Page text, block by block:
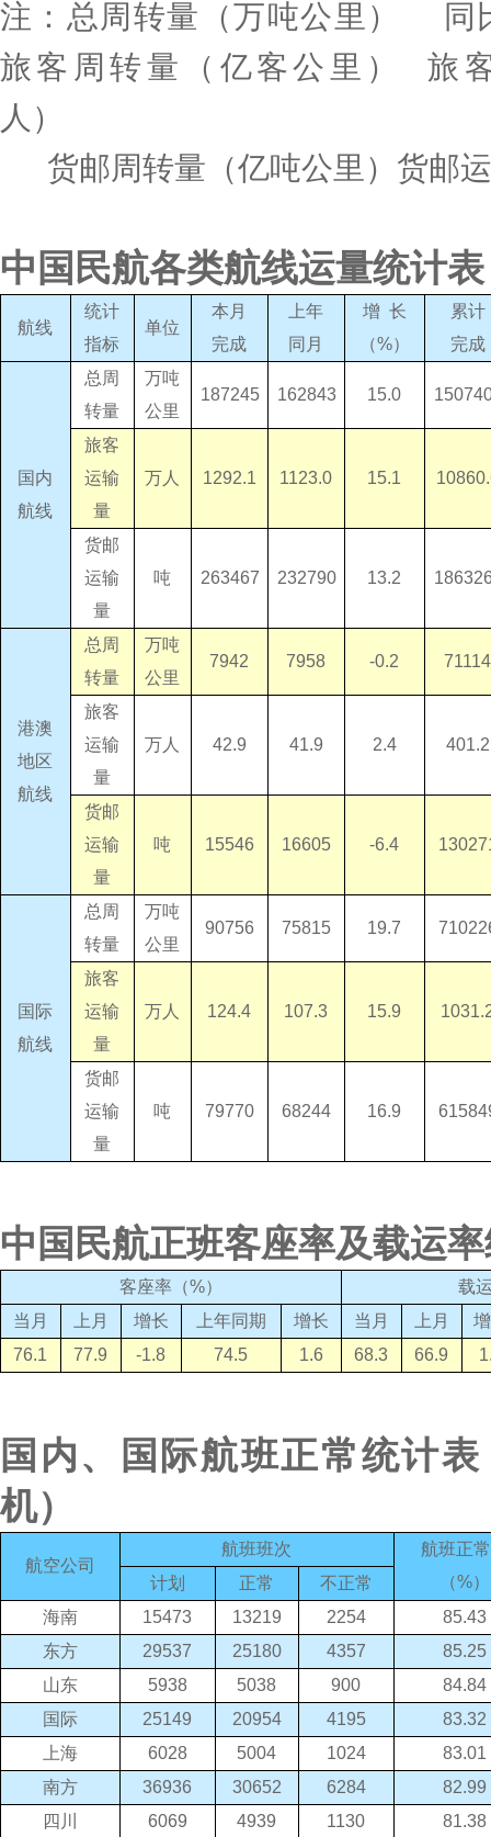
注：总周转量（万吨公里）
同
旅客周转量（亿客公里）
旅
人）
货邮周转量（亿吨公里） 货邮
中国民航各类航线运量统计表
航线
统计
指标
单位
本月
完成
上年
同月
增 长
（%）
累计
完成
国内
航线
总周
转量
万吨
公里
187245 162843 15.0
旅客
运输
量
万人 1292.1 1123.0 15.1
货邮
运输
量
吨 263467 232790 13.2
港澳
地区
航线
总周
转量
万吨
公里
7942 7958 -0.2 71114
旅客
运输
量
万人 42.9 41.9 2.4 401.2
货邮
运输
量
吨 15546 16605 -6.4
国际
航线
总周
转量
万吨
公里
90756 75815 19.7
旅客
运输
量
万人 124.4 107.3 15.9
货邮
运输
量
吨 79770 68244 16.9
中国民航正班客座率及载运
客座率（%）
载
当月
上月 增长 上年同期 增长 当月 上月
76.1
77.9 -1.8 74.5 1.6 68.3 66.9
国内、国际航班正常统计
机）
航空公司
航班班次
航班正
（%）
计划 正常
不正常
海南
15473 13219 2254
85.43
东方
29537 25180 4357
85.25
山东
5938 5038 900
84.84
国际
25149 20954 4195
83.32
上海
6028 5004 1024
83.01
南方
36936 30652 6284
82.99
四川
6069 4939 1130 81.38